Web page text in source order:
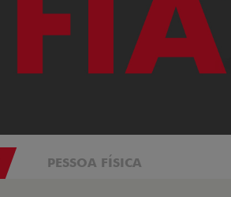
PESSOA FÍSICA